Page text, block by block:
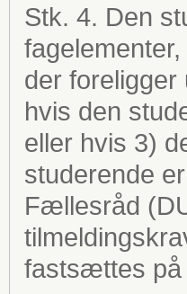
Stk. 4. Den
der
hvis den
eller hvis 3)
studerende
Fællesråd
fastsættes på